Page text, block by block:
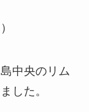
中央のリム
した。